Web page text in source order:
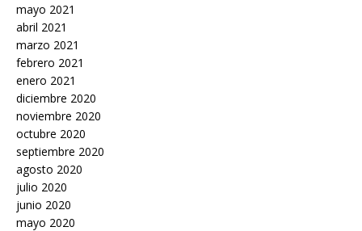
mayo 2021
abril 2021
marzo 2021
febrero 2021
enero 2021
diciembre 2020
noviembre 2020
octubre 2020
septiembre 2020
agosto 2020
julio 2020
junio 2020
mayo 2020